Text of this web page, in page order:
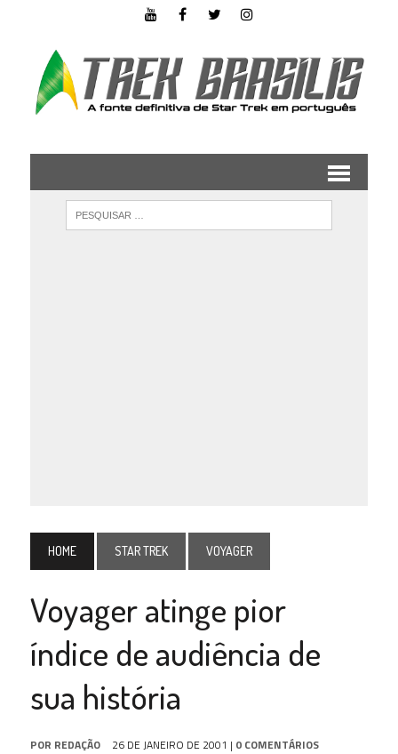
HOME STAR TREK VOYAGER
Voyager atinge pior
índice de audiência de
sua história
POR REDAÇÃO 26 DE JANEIRO DE 2001 | 0 COMENTÁRIOS